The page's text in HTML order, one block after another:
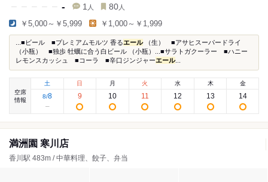
- 1 人 80 人
￥5,000～￥5,999 ￥1,000～￥1,999
...■ビール ■プレミアムモルツ 香るエール（生） ■アサヒスーパードライ
（小瓶） ■独歩 牡蠣に合う白ビール （小瓶）...■サラトガクーラー ■ハニー
レモンスカッシュ ■コーラ ■辛口ジンジャーエール...
空席
情報
土
8/8
日
9
月
10
火
11
水
12
木
13
金
14
満洲園 寒川店
香川駅 483m / 中華料理、餃子、弁当